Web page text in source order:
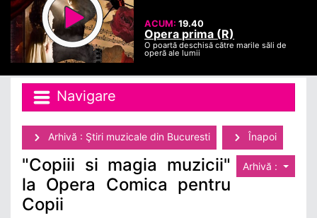
ACUM:19.40
Opera prima (R)
O poartă deschisă către marile săli de
operă ale lumii
Navigare
Arhivă : Ştiri muzicale din Bucuresti Înapoi
Arhivă :
"Copiii si magia muzicii"
la Opera Comica pentru
Copii